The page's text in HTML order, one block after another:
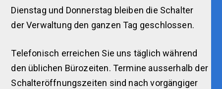
Dienstag und Donnerstag bleiben die Schalter
der Verwaltung den ganzen Tag geschlossen.
Telefonisch erreichen Sie uns täglich während
den üblichen Bürozeiten. Termine ausserhalb der
Schalteröffnungszeiten sind nach vorgängiger